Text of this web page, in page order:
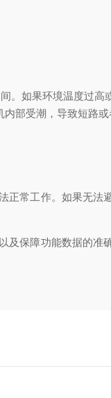
。如果环境温度过高
部受潮，导致短路或
正常工作。如果无法
保障功能数据的准